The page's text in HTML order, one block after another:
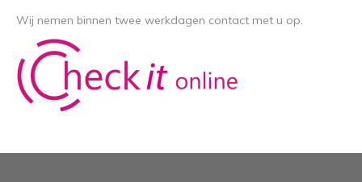
Wij nemen binnen twee werkdagen contact met u op.